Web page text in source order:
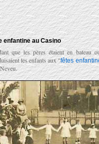
enfantine au Casino
que les pères étaient en bateau
les enfants aux "fêtes